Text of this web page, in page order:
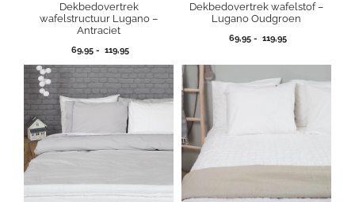
Dekbedovertrek
wafelstructuur Lugano –
Antraciet
69,95 - 119,95Prijsklasse:
tot
119,95
Dekbedovertrek wafelstof –
Lugano Oudgroen
69,95 - 119,95Prijsklasse:
tot